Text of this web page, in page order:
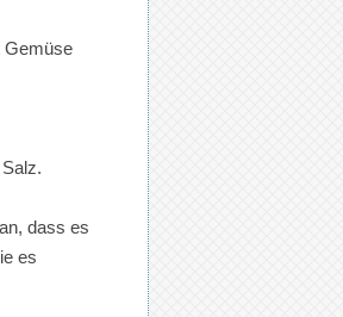
Gemüse
dass es
es